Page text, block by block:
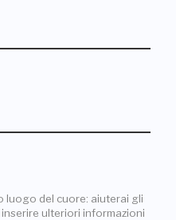
luogo del cuore: aiuterai gli
ulteriori informazioni